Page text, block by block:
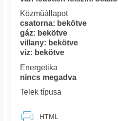
Közműállapot
csatorna: bekötve
gáz: bekötve
villany: bekötve
víz: bekötve
Energetika
nincs megadva
Telek típusa
HTML